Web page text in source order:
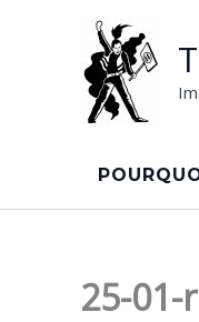
25-01-